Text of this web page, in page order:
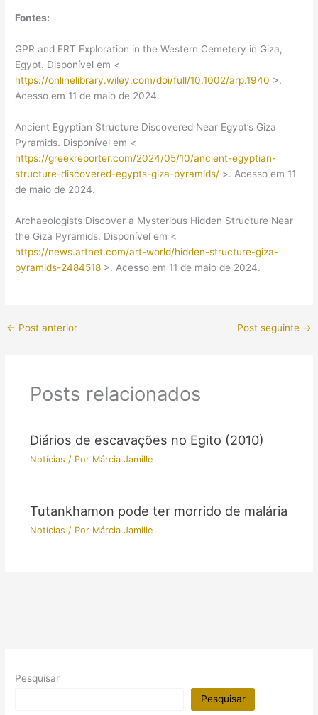
Fontes:
GPR and ERT Exploration in the Western Cemetery in Giza,
Egypt. Disponível em <
https://onlinelibrary.wiley.com/doi/full/10.1002/arp.1940 >.
Acesso em 11 de maio de 2024.
Ancient Egyptian Structure Discovered Near Egypt’s Giza
Pyramids. Disponível em <
https://greekreporter.com/2024/05/10/ancient-egyptian-
structure-discovered-egypts-giza-pyramids/ >. Acesso em 11
de maio de 2024.
Archaeologists Discover a Mysterious Hidden Structure Near
the Giza Pyramids. Disponível em <
https://news.artnet.com/art-world/hidden-structure-giza-
pyramids-2484518 >. Acesso em 11 de maio de 2024.
← Post anterior Post seguinte →
Posts relacionados
Diários de escavações no Egito (2010)
Notícias / Por Márcia Jamille
Tutankhamon pode ter morrido de malária
Notícias / Por Márcia Jamille
Pesquisar
Pesquisar